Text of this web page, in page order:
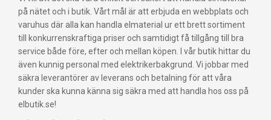
på nätet och i butik. Vårt mål är att erbjuda en webbplats och
varuhus där alla kan handla elmaterial ur ett brett sortiment
till konkurrenskraftiga priser och samtidigt få tillgång till bra
service både före, efter och mellan köpen. I vår butik hittar du
även kunnig personal med elektrikerbakgrund. Vi jobbar med
säkra leverantörer av leverans och betalning för att våra
kunder ska kunna känna sig säkra med att handla hos oss på
elbutik.se!